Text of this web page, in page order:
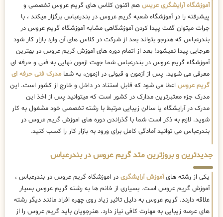
آموزشگاه آرایشگری عریس هم اکنون کلاس های گریم عروس تخصصی و
پیشرفته را در آموزشگاه شعبه گریم عروس در بندرعباس برگزار میکند ، با
جرات میتوان گفت پیدا کردن آموزشگاهی مشابه آموزشگاه گریم عروس در
بندرعباس که هنرجو بتواند بعد از شرکت در کلاس های آن وارد بازار کار شود
هرجایی پیدا نمیشود! بعد از اتمام دوره های آموزش گریم عروس در بهترین
آموزشگاه گریم عروس در بندرعباس شما جهت ازمون نهایی به فنی و حرفه ای
معرفی می شوید. پس از آزمون و قبولی در ازمون، به شما مدرک فنی حرفه ای
گریم عروس اعطا می شود که قابل استناد در داخل و خارج از کشور است. این
مدرک جزء معتبرترین مدارک در کشور است که میتوانید پس از اخذ این
مدرک در آرایشگاه یا سالن زیبایی مرتبط با رشته تخصصی خود مشغول به کار
شوید. لازم به ذکر است شما با گذراندن دوره های اموزش گریم عروس در
بندرعباس می توانید آمادگی کامل برای ورود به بازار کار را کسب کنید.
جدیدترین و بروزترین متد گریم عروس در بندرعباس
یکی از رشته هایآموزش آرایشگری در اموزشگاه گریم عروس در بندرعباس ،
آموزش گریم عروس است. بسیاری از خانم ها به رشته گریم عروس بسیار
علاقه دارند. گریم عروس به دلیل تاثیر زیاد روی چهره افراد مانند دیگر رشته
های عرصه زیبایی به مهارت کافی نیاز دارد. هنرجویان باید گریم عروس را از